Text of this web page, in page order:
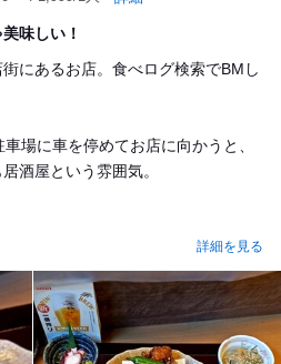
味しい！
にあるお店。食べログ検索でBMし
場に車を停めてお店に向かうと、
酒屋という雰囲気。
詳細を見る